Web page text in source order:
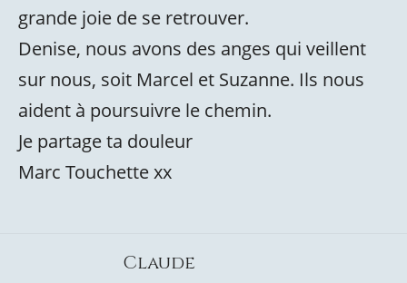
grande joie de se retrouver.
Denise, nous avons des anges qui veillent
sur nous, soit Marcel et Suzanne. Ils nous
aident à poursuivre le chemin.
Je partage ta douleur
Marc Touchette xx
Claude